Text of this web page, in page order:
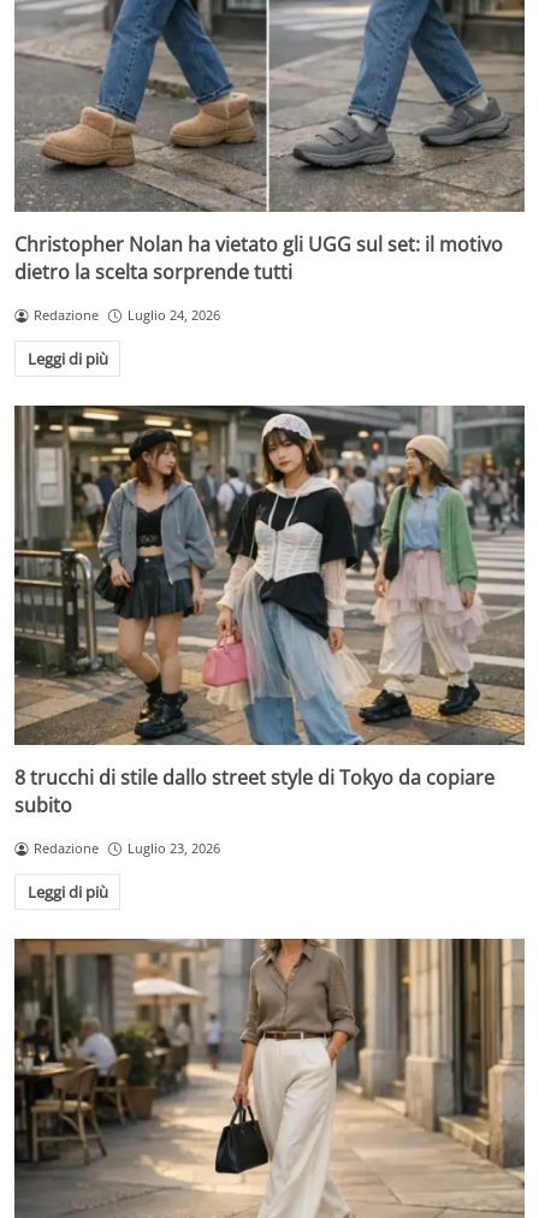
Christopher Nolan ha vietato gli UGG sul set: il motivo
dietro la scelta sorprende tutti
Redazione Luglio 24, 2026
Leggi di più
8 trucchi di stile dallo street style di Tokyo da copiare
subito
Redazione Luglio 23, 2026
Leggi di più